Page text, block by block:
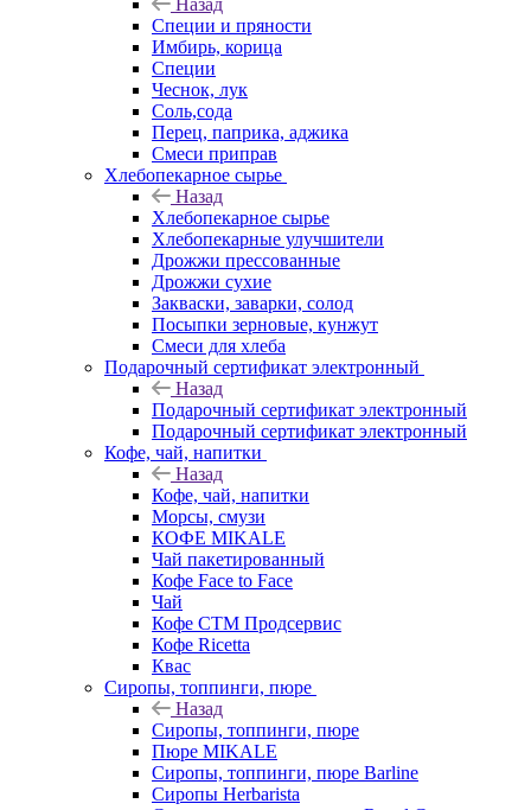
Назад
Специи и пряности
Имбирь, корица
Специи
Чеснок, лук
Соль,сода
Перец, паприка, аджика
Смеси приправ
Хлебопекарное сырье
Назад
Хлебопекарное сырье
Хлебопекарные улучшители
Дрожжи прессованные
Дрожжи сухие
Закваски, заварки, солод
Посыпки зерновые, кунжут
Смеси для хлеба
Подарочный сертификат электронный
Назад
Подарочный сертификат электронный
Подарочный сертификат электронный
Кофе, чай, напитки
Назад
Кофе, чай, напитки
Морсы, смузи
КОФЕ MIKALE
Чай пакетированный
Кофе Face to Face
Чай
Кофе СТМ Продсервис
Кофе Ricetta
Квас
Сиропы, топпинги, пюре
Назад
Сиропы, топпинги, пюре
Пюре MIKALE
Сиропы, топпинги, пюре Barline
Сиропы Herbarista